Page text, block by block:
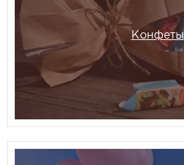
Конфеты